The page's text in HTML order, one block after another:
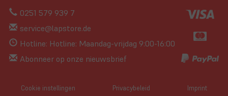
0251 579 939 7
service@lapstore.de
Hotline: Hotline: Maandag-vrijdag 9:00-16:00
Abonneer op onze nieuwsbrief
Cookie instellingen Privacybeleid Imprint